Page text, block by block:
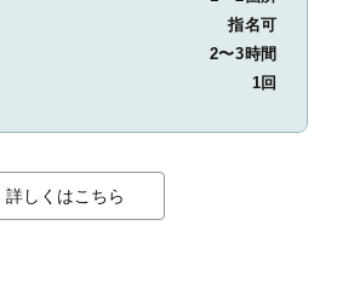
指名可
2〜3時間
1回
詳しくはこちら